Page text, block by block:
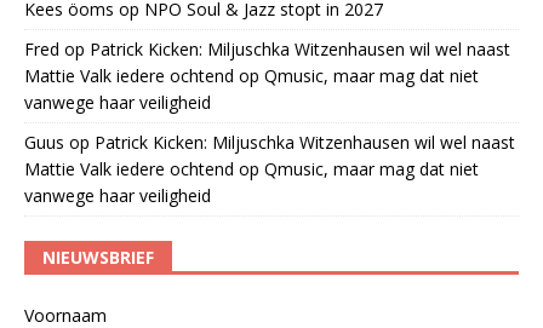
Kees öoms op NPO Soul & Jazz stopt in 2027
Fred op Patrick Kicken: Miljuschka Witzenhausen wil wel naast
Mattie Valk iedere ochtend op Qmusic, maar mag dat niet
vanwege haar veiligheid
Guus op Patrick Kicken: Miljuschka Witzenhausen wil wel naast
Mattie Valk iedere ochtend op Qmusic, maar mag dat niet
vanwege haar veiligheid
NIEUWSBRIEF
Voornaam